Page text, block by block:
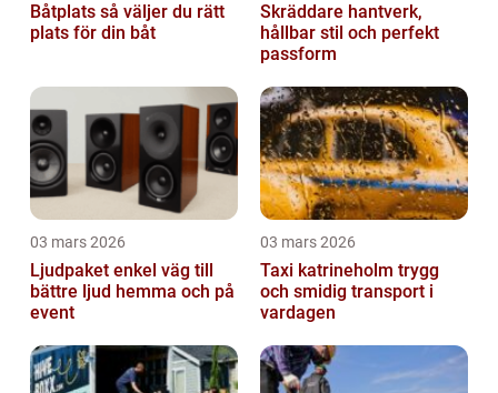
Båtplats så väljer du rätt
plats för din båt
Skräddare hantverk,
hållbar stil och perfekt
passform
03 mars 2026
Ljudpaket enkel väg till
bättre ljud hemma och på
event
03 mars 2026
Taxi katrineholm trygg
och smidig transport i
vardagen